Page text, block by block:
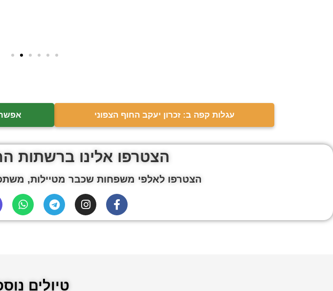
עגלות קפה ב: זכרון יעקב החוף הצפוני
הצטרפו אלינו ברשתות
הצטרפו לאלפי משפחות שכבר מטיילות,
טיולים